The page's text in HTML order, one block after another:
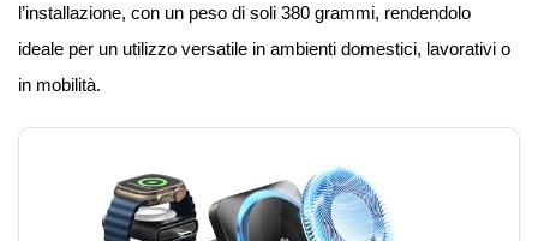
l’installazione, con un peso di soli 380 grammi, rendendolo
ideale per un utilizzo versatile in ambienti domestici, lavorativi o
in mobilità.